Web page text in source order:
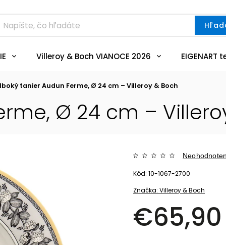
Villeroy & Boch VIANOCE 2026 EIGENART
tanier Audun Ferme, Ø 24 cm – Villeroy & Boch
Ø 24 cm –
Značka:Villeroy & Boch
€65,90
Kód: 10-1067-2700